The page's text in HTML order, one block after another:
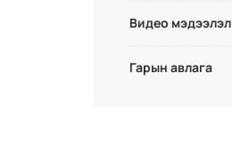
Видео мэдээлэл
Гарын авлага